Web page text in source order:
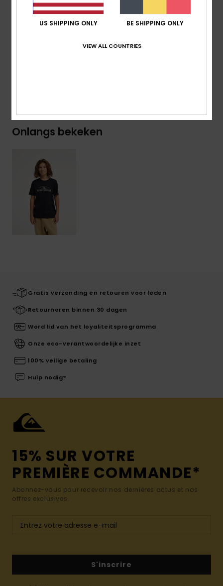
Overig:Zeefdruk Op De Borst
Branding:Geweven Label Op De Mouw
Onlangs bekeken
Gratis verzending en retouren voor leden
Retourneren binnen 30 dagen
Word lid van het loyaliteitsprogramma
Onze eco-verantwoordelijke inzet
100% veilige betaling
Hulp nodig?
15% SUR VOTRE
PREMIÈRE COMMANDE*
Abonnez-vous pour recevoir nos dernières actus et nos
offres exclusives.
S'inscrire
US SHIPPING ONLY BE SHIPPING ONLY
VIEW ALL COUNTRIES